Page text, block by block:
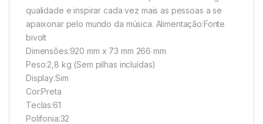
qualidade e inspirar cada vez mais as pessoas a se
apaixonar pelo mundo da música. Alimentação:Fonte
bivolt
Dimensões:920 mm x 73 mm 266 mm
Peso:2,8 kg (Sem pilhas incluídas)
Display:Sim
Cor:Preta
Teclas:61
Polifonia:32